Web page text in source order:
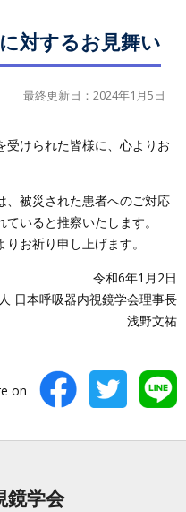
対するお見舞い
最終更新日：2024年1月5日
受けられた皆様に、心よりお
、被災された患者へのご対応
いると推察いたします。
お祈り申し上げます。
令和6年1月2日
日本呼吸器内視鏡学会理事長
浅野文祐
on
鏡学会